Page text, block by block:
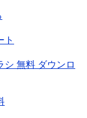
ト
シ 無料 ダウンロ